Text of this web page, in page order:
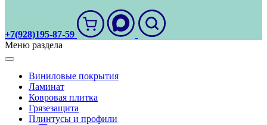
+7(928)195-87-59
Меню раздела
Виниловые покрытия
Ламинат
Ковровая плитка
Грязезащита
Плинтусы и профили